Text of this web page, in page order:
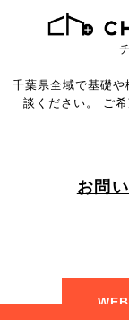
千葉県全域で基礎
談ください。
ご
お問